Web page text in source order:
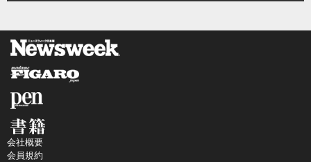
会社概要
会員規約